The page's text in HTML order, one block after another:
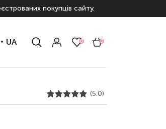
покупців сайту.
UA 0 0
(5.0)